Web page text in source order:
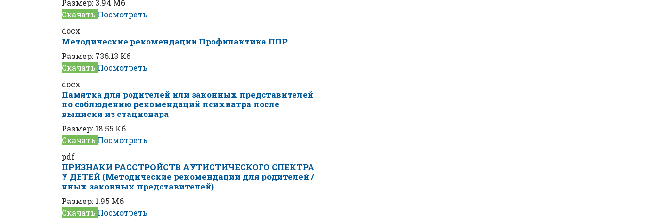
Размер: 3.94 Мб
Скачать Посмотреть
docx
Методические рекомендации Профилактика ППР
Размер: 736.13 Кб
Скачать Посмотреть
docx
Памятка для родителей или законных представителей
по соблюдению рекомендаций психиатра после
выписки из стационара
Размер: 18.55 Кб
Скачать Посмотреть
pdf
ПРИЗНАКИ РАССТРОЙСТВ АУТИСТИЧЕСКОГО СПЕКТРА
У ДЕТЕЙ (Методические рекомендации для родителей /
иных законных представителей)
Размер: 1.95 Мб
Скачать Посмотреть